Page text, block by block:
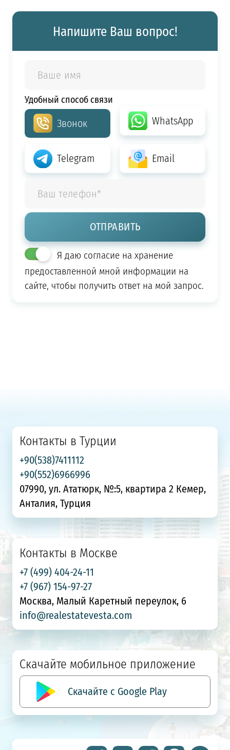
Напишите Ваш вопрос!
Удобный способ связи
Звонок WhatsApp
Telegram Email
Я даю согласие на хранение
предоставленной мной информации на
сайте, чтобы получить ответ на мой запрос.
Контакты в Турции
+90(538)7411112
+90(552)6966996
07990, ул. Ататюрк, №:5, квартира 2 Кемер,
Анталия, Турция
Контакты в Москве
+7 (499) 404-24-11
+7 (967) 154-97-27
Москва, Малый Каретный переулок, 6
info@realestatevesta.com
Скачайте мобильное приложение
Скачайте с Google Play